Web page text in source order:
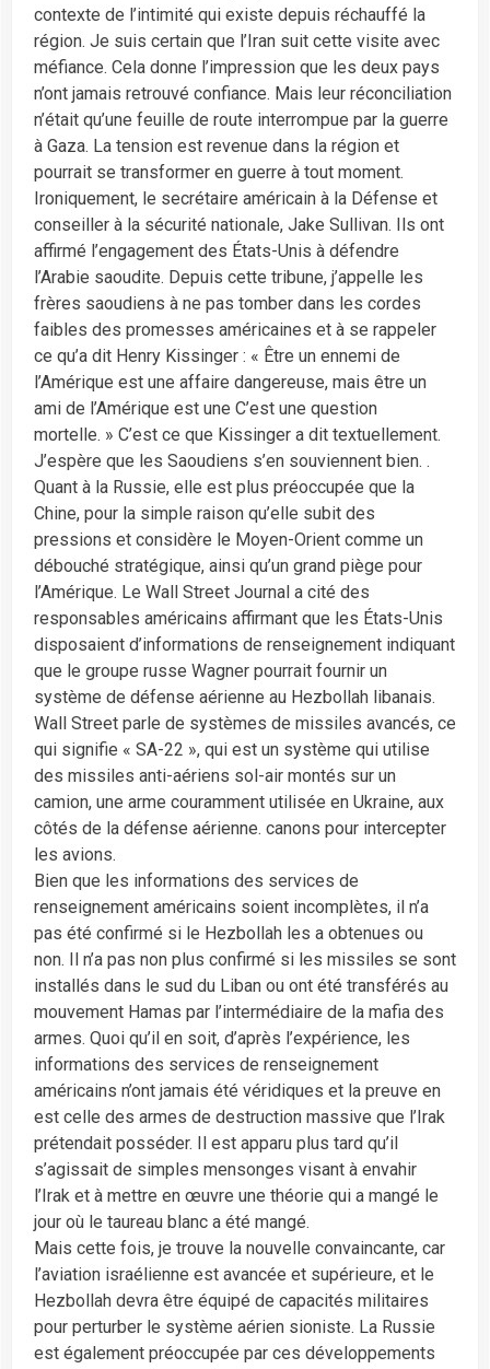
contexte de l’intimité qui existe depuis réchauffé la
région. Je suis certain que l’Iran suit cette visite avec
méfiance. Cela donne l’impression que les deux pays
n’ont jamais retrouvé confiance. Mais leur réconciliation
n’était qu’une feuille de route interrompue par la guerre
à Gaza. La tension est revenue dans la région et
pourrait se transformer en guerre à tout moment.
Ironiquement, le secrétaire américain à la Défense et
conseiller à la sécurité nationale, Jake Sullivan. Ils ont
affirmé l’engagement des États-Unis à défendre
l’Arabie saoudite. Depuis cette tribune, j’appelle les
frères saoudiens à ne pas tomber dans les cordes
faibles des promesses américaines et à se rappeler
ce qu’a dit Henry Kissinger : « Être un ennemi de
l’Amérique est une affaire dangereuse, mais être un
ami de l’Amérique est une C’est une question
mortelle. » C’est ce que Kissinger a dit textuellement.
J’espère que les Saoudiens s’en souviennent bien. .
Quant à la Russie, elle est plus préoccupée que la
Chine, pour la simple raison qu’elle subit des
pressions et considère le Moyen-Orient comme un
débouché stratégique, ainsi qu’un grand piège pour
l’Amérique. Le Wall Street Journal a cité des
responsables américains affirmant que les États-Unis
disposaient d’informations de renseignement indiquant
que le groupe russe Wagner pourrait fournir un
système de défense aérienne au Hezbollah libanais.
Wall Street parle de systèmes de missiles avancés, ce
qui signifie « SA-22 », qui est un système qui utilise
des missiles anti-aériens sol-air montés sur un
camion, une arme couramment utilisée en Ukraine, aux
côtés de la défense aérienne. canons pour intercepter
les avions.
Bien que les informations des services de
renseignement américains soient incomplètes, il n’a
pas été confirmé si le Hezbollah les a obtenues ou
non. Il n’a pas non plus confirmé si les missiles se sont
installés dans le sud du Liban ou ont été transférés au
mouvement Hamas par l’intermédiaire de la mafia des
armes. Quoi qu’il en soit, d’après l’expérience, les
informations des services de renseignement
américains n’ont jamais été véridiques et la preuve en
est celle des armes de destruction massive que l’Irak
prétendait posséder. Il est apparu plus tard qu’il
s’agissait de simples mensonges visant à envahir
l’Irak et à mettre en œuvre une théorie qui a mangé le
jour où le taureau blanc a été mangé.
Mais cette fois, je trouve la nouvelle convaincante, car
l’aviation israélienne est avancée et supérieure, et le
Hezbollah devra être équipé de capacités militaires
pour perturber le système aérien sioniste. La Russie
est également préoccupée par ces développements